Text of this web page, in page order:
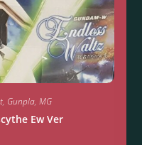
, Gunpla, MG
Ew Ver